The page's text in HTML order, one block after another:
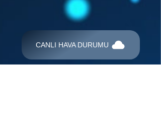
CANLI HAVA DURUMU